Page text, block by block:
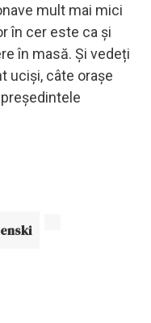
mult mai mici
în cer este ca și
în masă. Și vedeți
uciși, câte orașe